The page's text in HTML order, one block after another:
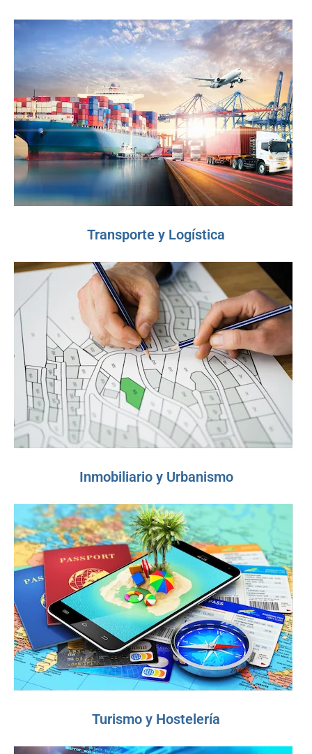
Transporte y Logística
Inmobiliario y Urbanismo
Turismo y Hostelería